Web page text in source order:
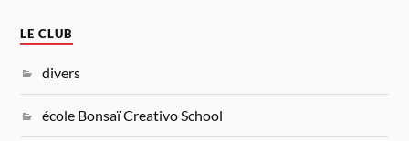
LE CLUB
divers
école Bonsaï Creativo School